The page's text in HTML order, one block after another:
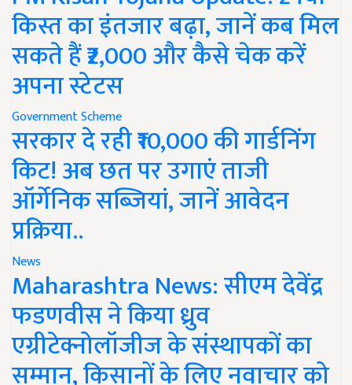
किस्त का इंतजार बढ़ा, जानें कब मिल
सकते हैं ₹2,000 और कैसे चेक करें
अपना स्टेटस
Government Scheme
सरकार दे रही ₹10,000 की गार्डनिंग
किट! अब छत पर उगाएं ताजी
ऑर्गेनिक सब्जियां, जानें आवेदन
प्रक्रिया..
News
Maharashtra News: सीएम देवेंद्र
फडणवीस ने किया ध्रुव
एग्रीटेक्नोलॉजीज के संस्थापकों का
सम्मान, किसानों के लिए नवाचार को